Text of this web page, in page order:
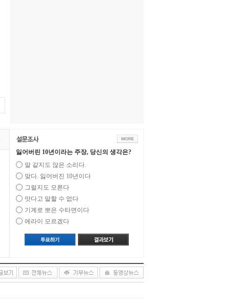
잃어버린 10년이라는 주장, 당신의 생각은?
말 같지도 않은 소리다.
맞다. 잃어버진 10년이다
그럴지도 모른다
맛다고 말할 수 없다
기계로 뽀은 수타면이다
에라이 모르겠다